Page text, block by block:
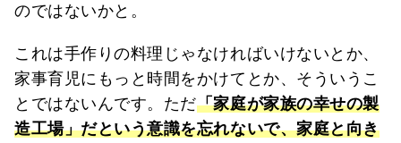
のではないかと。
これは手作りの料理じゃなければいけないとか、
家事育児にもっと時間をかけてとか、そういうこ
とではないんです。ただ「家庭が家族の幸せの製
造工場」だという意識を忘れないで、家庭と向き